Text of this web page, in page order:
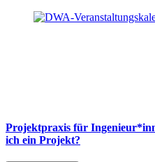
Projektpraxis für
ich ein Projekt?